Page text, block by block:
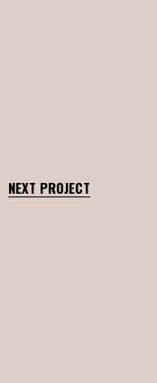
NEXT PROJECT